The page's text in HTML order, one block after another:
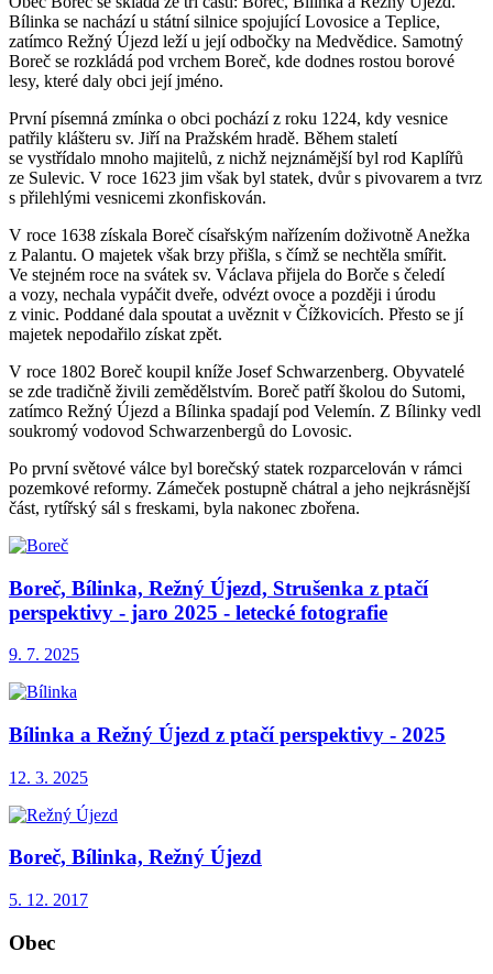
Bílinka se nachází u státní silnice spojující Lovosice a Teplice,
zatímco Režný Újezd leží u její odbočky na Medvědice. Samotný
Boreč se rozkládá pod vrchem Boreč, kde dodnes rostou borové
lesy, které daly obci její jméno.
První písemná zmínka o obci pochází z roku 1224, kdy vesnice
patřily klášteru sv. Jiří na Pražském hradě. Během staletí
se vystřídalo mnoho majitelů, z nichž nejznámější byl rod Kaplířů
ze Sulevic. V roce 1623 jim však byl statek, dvůr s pivovarem a tvrz
s přilehlými vesnicemi zkonfiskován.
V roce 1638 získala Boreč císařským nařízením doživotně Anežka
z Palantu. O majetek však brzy přišla, s čímž se nechtěla smířit.
Ve stejném roce na svátek sv. Václava přijela do Borče s čeledí
a vozy, nechala vypáčit dveře, odvézt ovoce a později i úrodu
z vinic. Poddané dala spoutat a uvěznit v Čížkovicích. Přesto se jí
majetek nepodařilo získat zpět.
V roce 1802 Boreč koupil kníže Josef Schwarzenberg. Obyvatelé
se zde tradičně živili zemědělstvím. Boreč patří školou do Sutomi,
zatímco Režný Újezd a Bílinka spadají pod Velemín. Z Bílinky vedl
soukromý vodovod Schwarzenbergů do Lovosic.
Po první světové válce byl borečský statek rozparcelován v rámci
pozemkové reformy. Zámeček postupně chátral a jeho nejkrásnější
část, rytířský sál s freskami, byla nakonec zbořena.
Boreč, Bílinka, Režný Újezd, Strušenka z ptačí
perspektivy - jaro 2025 - letecké fotografie
9. 7. 2025
Bílinka a Režný Újezd z ptačí perspektivy - 2025
12. 3. 2025
Boreč, Bílinka, Režný Újezd
5. 12. 2017
Obec